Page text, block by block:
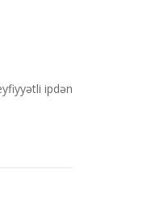
ipdən